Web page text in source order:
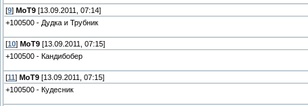
[9] MoT9 [13.09.2011, 07:14]
+100500 - Дудка и Трубник
[10] MoT9 [13.09.2011, 07:15]
+100500 - Кандибобер
[11 ] MoT9 [13.09.2011, 07:15]
+100500 - Кудесник